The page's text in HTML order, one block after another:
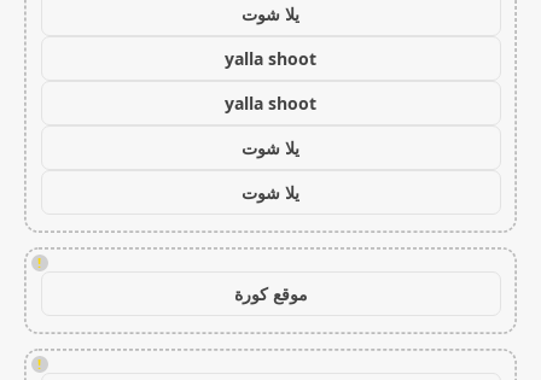
يلا شوت
yalla shoot
yalla shoot
يلا شوت
يلا شوت
!
موقع كورة
!